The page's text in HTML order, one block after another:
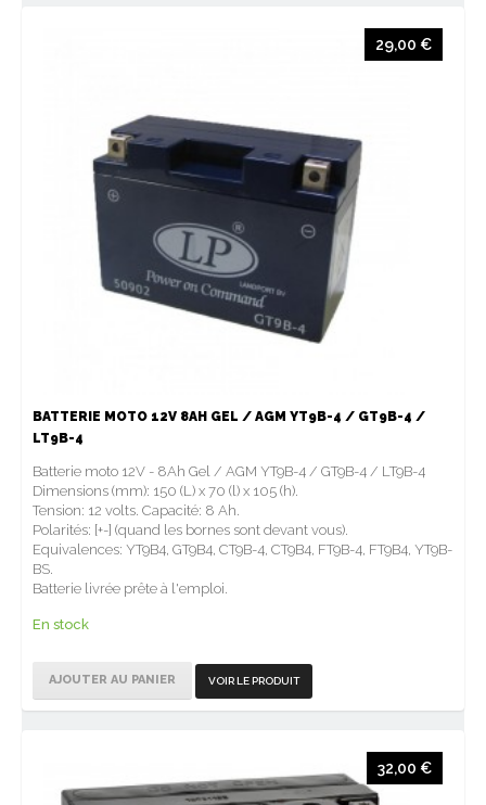
BATTERIE MOTO 12V 8AH GEL / AGM YT9B-4 / GT9B-4 /
LT9B-4
Batterie moto 12V - 8Ah Gel / AGM YT9B-4 / GT9B-4 / LT9B-4
Dimensions (mm): 150 (L) x 70 (l) x 105 (h).
Tension: 12 volts. Capacité: 8 Ah.
Polarités: [+-] (quand les bornes sont devant vous).
Equivalences: YT9B4, GT9B4, CT9B-4, CT9B4, FT9B-4, FT9B4, YT9B-
BS.
Batterie livrée prête à l'emploi.
En stock
29,00 €
AJOUTER AU PANIER VOIR LE PRODUIT
32,00 €